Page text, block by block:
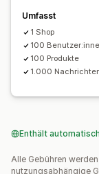
Umfasst
1 Shop
100
100 Produkte
1.000
Enthält
Alle Gebühren
nutzungsabhängige